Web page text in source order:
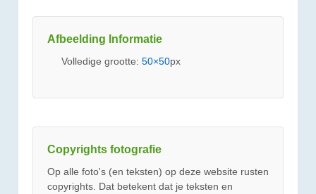
Afbeelding Informatie
Volledige grootte: 50×50px
Copyrights fotografie
Op alle foto's (en teksten) op deze website rusten
copyrights. Dat betekent dat je teksten en